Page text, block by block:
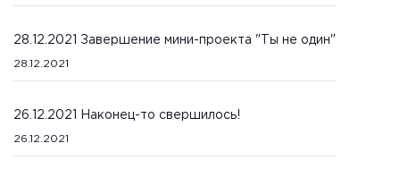
28.12.2021 Завершение мини-проекта "Ты не один"
28.12.2021
26.12.2021 Наконец-то свершилось!
26.12.2021